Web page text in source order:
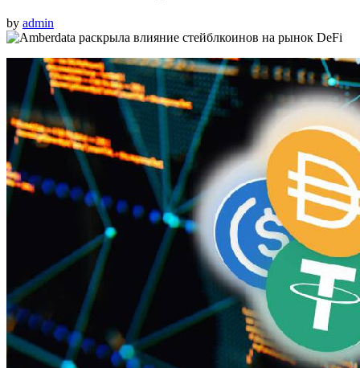
by admin